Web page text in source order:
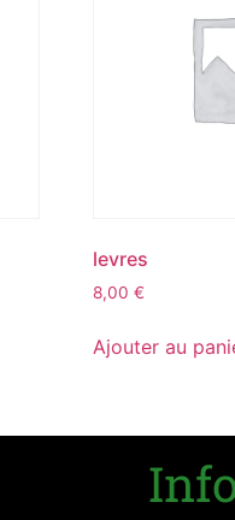
levres
8,00 €
Ajouter au